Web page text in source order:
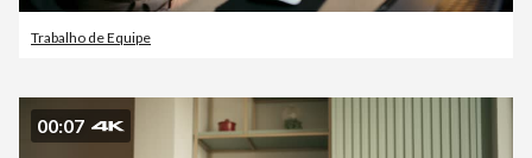
Trabalho de Equipe
00:07